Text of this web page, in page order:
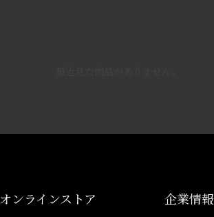
オンラインストア 企業情報